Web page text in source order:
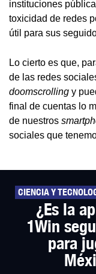
instituciones
toxicidad de redes
útil para sus
Lo cierto es que,
de las redes
doomscrolling y
final de cuentas lo
de nuestros
sociales que
CIENCIA Y
¿Es la
1Win
para